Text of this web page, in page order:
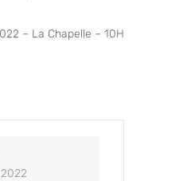
– La Chapelle – 10H